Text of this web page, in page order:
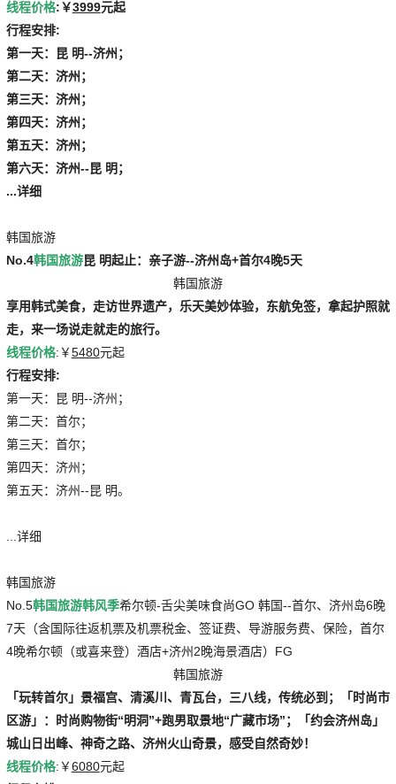
线程价格:￥3999元起
行程安排:
第一天：昆 明--济州；
第二天：济州；
第三天：济州；
第四天：济州；
第五天：济州；
第六天：济州--昆 明；
...详细
韩国旅游
No.4韩国旅游昆 明起止：亲子游--济州岛+首尔4晚5天
韩国旅游
享用韩式美食，走访世界遗产，乐天美妙体验，东航免签，拿起护照就
走，来一场说走就走的旅行。
线程价格:￥5480元起
行程安排:
第一天：昆 明--济州；
第二天：首尔；
第三天：首尔；
第四天：济州；
第五天：济州--昆 明。
...详细
韩国旅游
No.5韩国旅游韩风季希尔顿-舌尖美味食尚GO 韩国--首尔、济州岛6晚
7天（含国际往返机票及机票税金、签证费、导游服务费、保险，首尔
4晚希尔顿（或喜来登）酒店+济州2晚海景酒店）FG
韩国旅游
「玩转首尔」景福宫、清溪川、青瓦台，三八线，传统必到；「时尚市
区游」：时尚购物街“明洞”+跑男取景地“广藏市场”；「约会济州岛」
城山日出峰、神奇之路、济州火山奇景，感受自然奇妙！
线程价格:￥6080元起